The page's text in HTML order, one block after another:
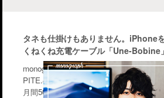
タネも仕掛けもありません。iPhone
くねくね充電ケーブル「Une-Bobine
monographはiPhone・Macなどのガジェ
PITE.の気になるモノを幅広く紹介する
月間50〜70万PV。気軽に楽しんで行って